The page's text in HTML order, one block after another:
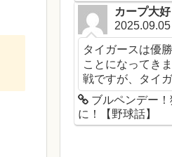
カープ大好
2025.09.05
タイガースは優
ことになってき
戦ですが、タイ
ブルペンデー
に！【野球話】